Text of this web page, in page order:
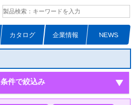
カタログ 企業情報 NEWS
条件で絞込み